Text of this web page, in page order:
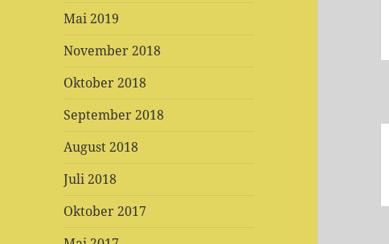
Mai 2019
November 2018
Oktober 2018
September 2018
August 2018
Juli 2018
Oktober 2017